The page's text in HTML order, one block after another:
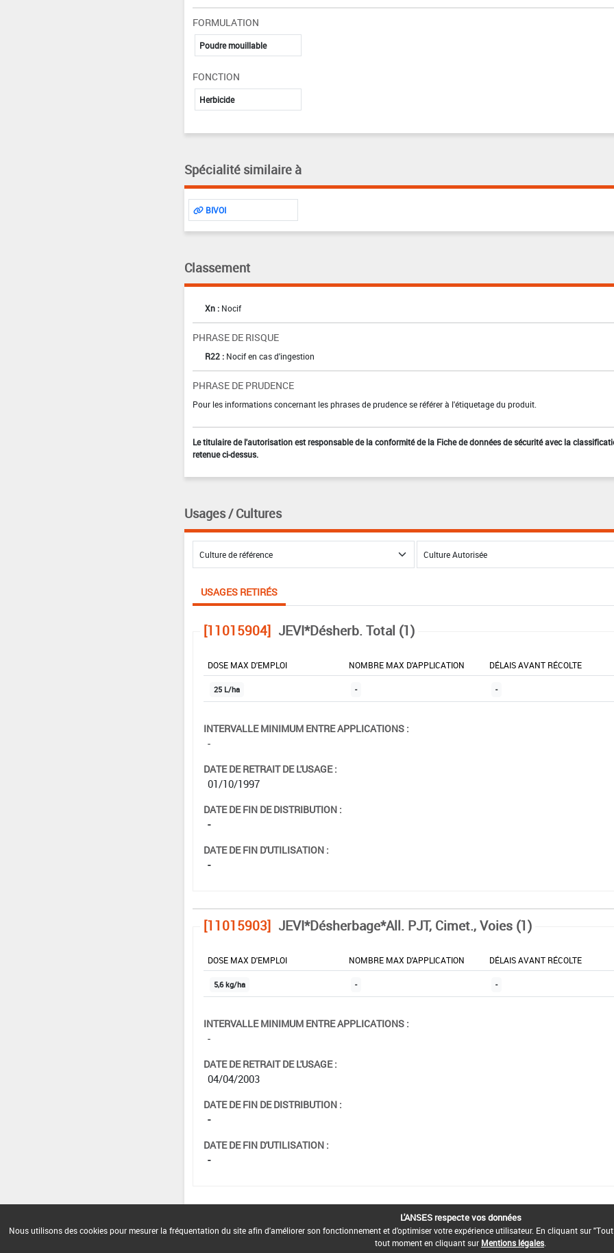
FORMULATION
Poudre mouillable
FONCTION
Herbicide
Spécialité similaire à
BIVOI
Classement
Xn : Nocif
PHRASE DE RISQUE
R22 : Nocif en cas d'ingestion
PHRASE DE PRUDENCE
Pour les informations concernant les phrases de prudence se référer à l'étiquetage du produit.
Le titulaire de l'autorisation est responsable de la conformité de la Fiche de données de sécurité avec la
retenue ci-dessus.
Usages / Cultures
USAGES RETIRÉS
[11015904] JEVI*Désherb. Total (1)
DOSE MAX D'EMPLOI NOMBRE MAX D'APPLICATION DÉLAIS AVANT RÉCOLTE
25 L/ha - -
INTERVALLE MINIMUM ENTRE APPLICATIONS :
-
DATE DE RETRAIT DE L'USAGE :
01/10/1997
DATE DE FIN DE DISTRIBUTION :
-
DATE DE FIN D'UTILISATION :
-
[11015903] JEVI*Désherbage*All. PJT, Cimet., Voies (1)
DOSE MAX D'EMPLOI NOMBRE MAX D'APPLICATION DÉLAIS AVANT RÉCOLTE
5,6 kg/ha - -
INTERVALLE MINIMUM ENTRE APPLICATIONS :
-
DATE DE RETRAIT DE L'USAGE :
04/04/2003
DATE DE FIN DE DISTRIBUTION :
-
DATE DE FIN D'UTILISATION :
-
L'ANSES respecte vos données
Nous utilisons des cookies pour mesurer la fréquentation du site afin d'améliorer son fonctionnement et d'optimiser votre expérience utilisateur. En cliquant sur
tout moment en cliquant sur Mentions légales